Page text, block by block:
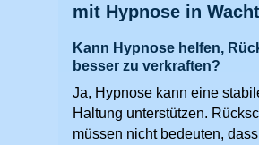
mit Hypnose in
Kann Hypnose helfen,
besser zu verkraften?
Ja, Hypnose kann eine
Haltung unterstützen.
müssen nicht bedeuten,